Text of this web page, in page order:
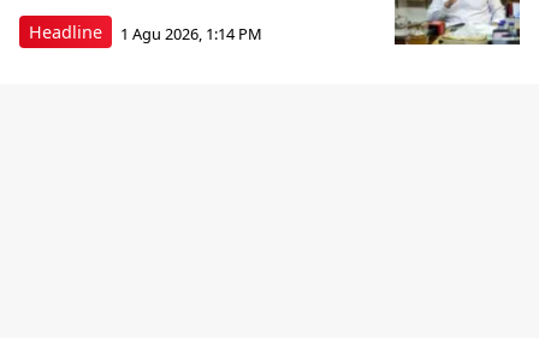
Headline 1 Agu 2026, 1:14 PM